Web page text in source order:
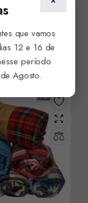
ref.HO4046
para ver preço
que vamos
12 e 16 de
período
Agosto.